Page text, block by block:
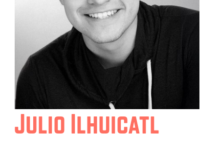
Julio Ilhuicatl